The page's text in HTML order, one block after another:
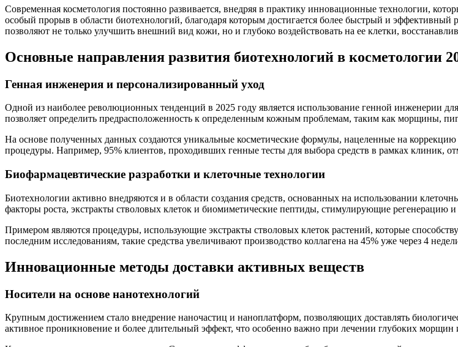
Современная косметология постоянно развивается, внедряя в практику инновационные технологии,
особый прорыв в области биотехнологий, благодаря которым достигается более быстрый и
позволяют не только улучшить внешний вид кожи, но и глубоко воздействовать на ее клетки,
Основные направления развития биотехнологий в косметологии
Генная инженерия и персонализированный уход
Одной из наиболее революционных тенденций в 2025 году является использование генной инженерии
позволяет определить предрасположенность к определенным кожным проблемам, таким как морщины,
На основе полученных данных создаются уникальные косметические формулы, нацеленные на
процедуры. Например, 95% клиентов, проходивших генные тесты для выбора средств в рамках клиник,
Биофармацевтические разработки и клеточные технологии
Биотехнологии активно внедряются и в области создания средств, основанных на использовании
факторы роста, экстракты стволовых клеток и биомиметические пептиды, стимулирующие регенерацию
Примером являются процедуры, использующие экстракты стволовых клеток растений, которые
последним исследованиям, такие средства увеличивают производство коллагена на 45% уже через 4
Инновационные методы доставки активных веществ
Носители на основе нанотехнологий
Крупным достижением стало внедрение наночастиц и наноплатформ, позволяющих доставлять
активное проникновение и более длительный эффект, что особенно важно при лечении глубоких